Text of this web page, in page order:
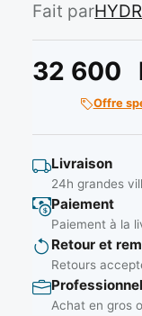
Fait par
32 600
Offre
Livraison
24h grandes
Paiement
Paiement à la
Retour et
Retours
Achat en gros